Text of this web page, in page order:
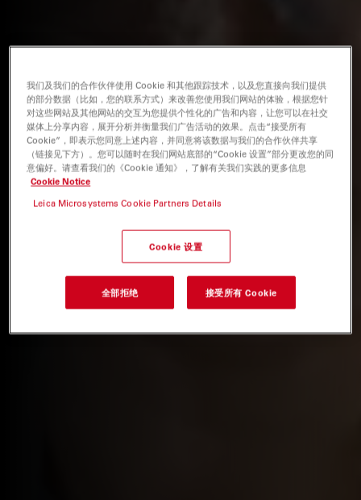
我们及我们的合作伙伴使用 Cookie 和其他跟踪技术，以及您直接向我们提供
的部分数据（比如，您的联系方式）来改善您使用我们网站的体验，根据您针
对这些网站及其他网站的交互为您提供个性化的广告和内容，让您可以在社交
媒体上分享内容，展开分析并衡量我们广告活动的效果。点击“接受所有
Cookie”，即表示您同意上述内容，并同意将该数据与我们的合作伙伴共享
（链接见下方）。您可以随时在我们网站底部的“Cookie 设置”部分更改您的同
意偏好。请查看我们的《Cookie 通知》，了解有关我们实践的更多信息
Cookie Notice
Leica Microsystems Cookie Partners Details
Cookie 设置
全部拒绝 接受所有 Cookie